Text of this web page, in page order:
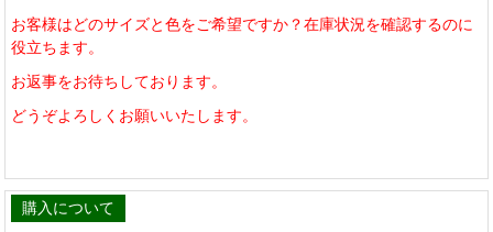
お客様はどのサイズと色をご希望ですか？在庫状況を確認するのに
役立ちます。
お返事をお待ちしております。
どうぞよろしくお願いいたします。
購入について